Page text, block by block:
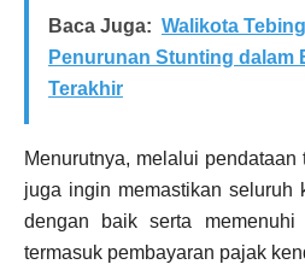
Baca Juga: Walikota
Penurunan Stunting dalam
Terakhir
Menurutnya, melalui
juga ingin memastikan seluruh
dengan baik serta memenuhi
termasuk pembayaran pajak